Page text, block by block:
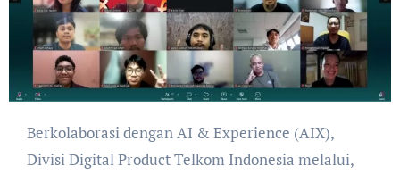
Berkolaborasi dengan AI & Experience (AIX),
Divisi Digital Product Telkom Indonesia melalui,